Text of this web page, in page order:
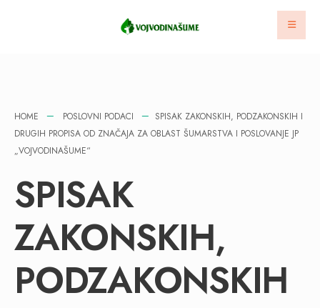
HOME POSLOVNI PODACI
SPISAK ZAKONSKIH, PODZAKONSKIH I
DRUGIH PROPISA OD ZNAČAJA ZA OBLAST ŠUMARSTVA I POSLOVANJE JP
„VOJVODINAŠUME“
SPISAK
ZAKONSKIH,
PODZAKONSKIH